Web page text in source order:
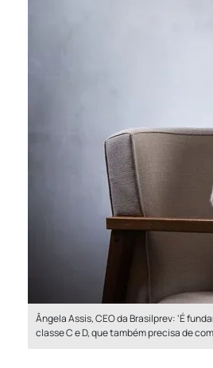
Ângela Assis, CEO da Brasilprev: ‘É
classe C e D, que também precisa de